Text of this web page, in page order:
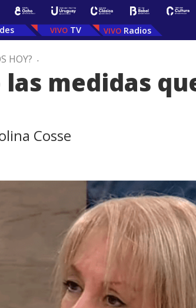
TV Radios
HOY? .
medidas
Cosse